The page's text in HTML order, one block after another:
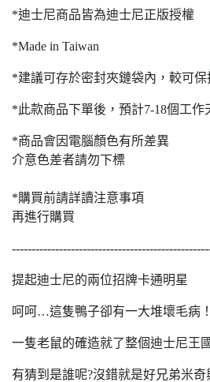
*迪士尼商品皆為迪士尼正版授權
*Made in Taiwan
*建議可存於密封夾鏈袋內，較可保
*此款商品下單後，預計7-18個工作
*商品會因電腦顏色有所差異
介意色差者請勿下標
*購買前請詳讀注意事項
再進行購買
提起迪士尼的兩位招牌卡通明星
呵呵…這隻鴨子卻有一大堆壞毛病！
一隻老鼠的確造就了整個迪士尼王
有猜到是誰呢?沒錯就是好兄弟米奇